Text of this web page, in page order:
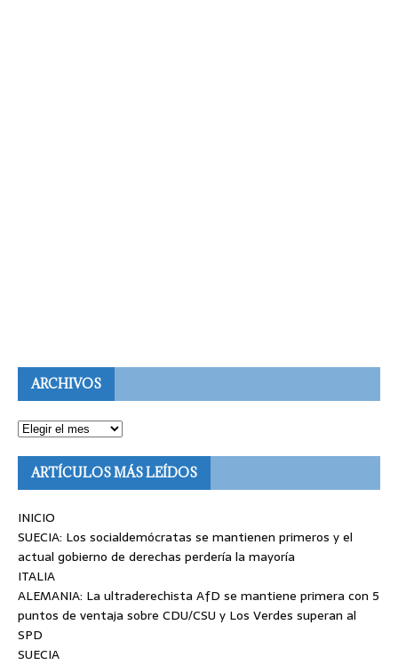
ARCHIVOS
ARTÍCULOS MÁS LEÍDOS
INICIO
SUECIA: Los socialdemócratas se mantienen primeros y el
actual gobierno de derechas perdería la mayoría
ITALIA
ALEMANIA: La ultraderechista AfD se mantiene primera con 5
puntos de ventaja sobre CDU/CSU y Los Verdes superan al
SPD
SUECIA